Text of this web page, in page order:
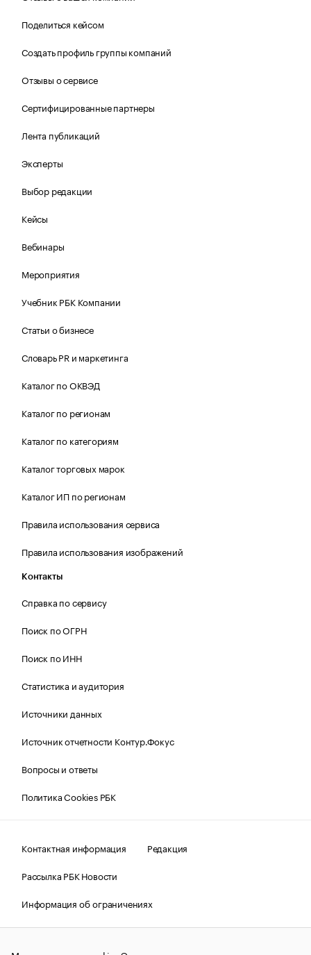
Поделиться кейсом
Создать профиль группы компаний
Отзывы о сервисе
Сертифицированные партнеры
Лента публикаций
Эксперты
Выбор редакции
Кейсы
Вебинары
Мероприятия
Учебник РБК Компании
Статьи о бизнесе
Словарь PR и маркетинга
Каталог по ОКВЭД
Каталог по регионам
Каталог по категориям
Каталог торговых марок
Каталог ИП по регионам
Правила использования сервиса
Правила использования изображений
Контакты
Справка по сервису
Поиск по ОГРН
Поиск по ИНН
Статистика и аудитория
Источники данных
Источник отчетности Контур.Фокус
Вопросы и ответы
Политика Cookies РБК
Контактная информация
Редакция
Рассылка РБК Новости
Информация об ограничениях
Правовая информация
О соблюдении авторских прав